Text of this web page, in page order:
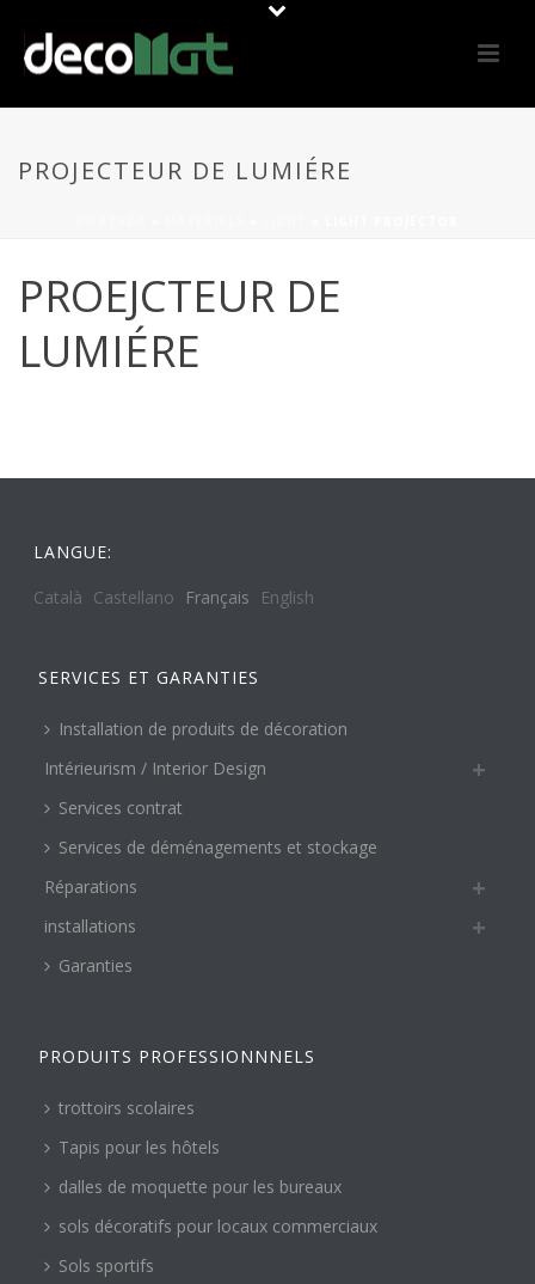
PROJECTEUR DE LUMIÉRE
PROEJCTEUR DE
LUMIÉRE
LANGUE:
Català Castellano Français English
SERVICES ET GARANTIES
Installation de produits de décoration
Intérieurism / Interior Design
Services contrat
Services de déménagements et stockage
Réparations
installations
Garanties
PRODUITS PROFESSIONNNELS
trottoirs scolaires
Tapis pour les hôtels
dalles de moquette pour les bureaux
sols décoratifs pour locaux commerciaux
Sols sportifs